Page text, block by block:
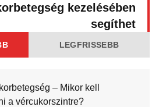
kezelésében
segíthet
LEGFRISSEBB
– Mikor kell
a vércukorszintre?